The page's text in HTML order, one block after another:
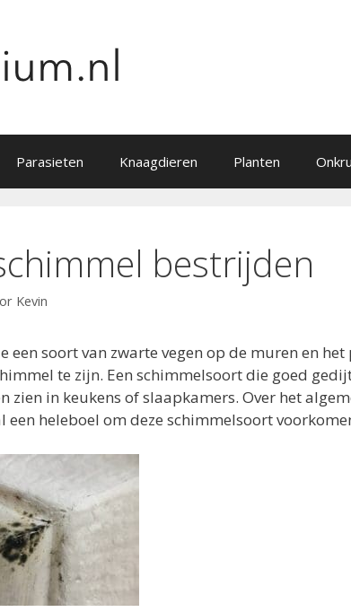
Parasieten Knaagdieren Planten
bestrijden
Kevin
een soort van zwarte vegen op de muren en
te zijn. Een schimmelsoort die goed
zien in keukens of slaapkamers. Over het
een heleboel om deze schimmelsoort